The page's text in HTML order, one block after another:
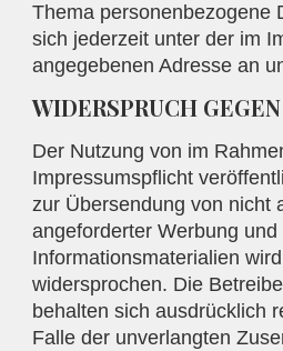
Thema personenbezogene
sich jederzeit unter der im
angegebenen Adresse an
WIDERSPRUCH
Der Nutzung von im
Impressumspflicht
zur Übersendung von nicht
angeforderter Werbung und
Informationsmaterialien
widersprochen. Die
behalten sich ausdrücklich
Falle der unverlangten